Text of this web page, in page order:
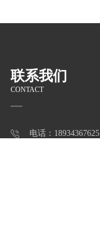
联系我们
CONTACT
电话：18934367625